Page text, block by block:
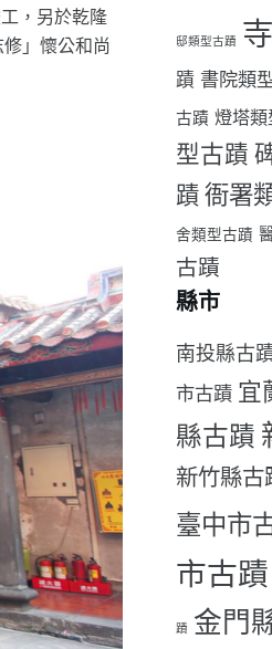
，另於乾隆
」懷公和尚
邸類型古蹟
蹟 書院類
古蹟 燈塔
型古蹟
蹟 衙署
舍類型古蹟
古蹟
縣市
南投縣古
市古蹟 宜
縣古蹟
新竹縣古
臺中市
市古蹟
蹟 金門